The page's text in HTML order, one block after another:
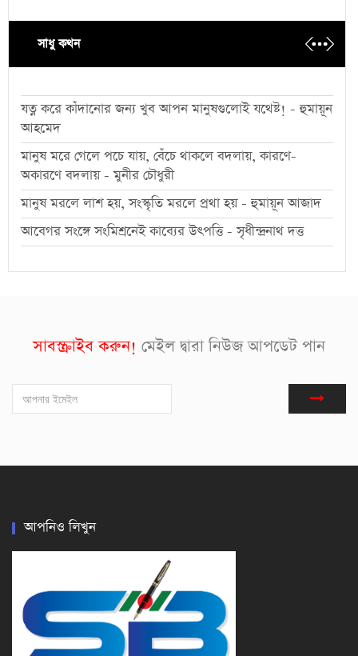
সাধু কথন
যত্ন করে কাঁদানোর জন্য খুব আপন মানুষগুলোই যথেষ্ট! - হুমায়ূন
আহমেদ
মানুষ মরে গেলে পচে যায়, বেঁচে থাকলে বদলায়, কারণে-
অকারণে বদলায় - মুনীর চৌধুরী
মানুষ মরলে লাশ হয়, সংস্কৃতি মরলে প্রথা হয় - হুমায়ূন আজাদ
আবেগর সংঙ্গে সংমিশ্রনেই কাব্যের উৎপত্তি - সৃধীন্দ্রনাথ দত্ত
সাবস্ক্রাইব করুন! মেইল দ্বারা নিউজ আপডেট পান
আপনিও লিখুন